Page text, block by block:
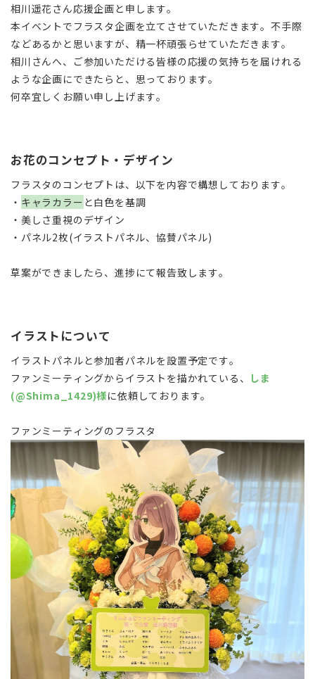
相川遥花さん応援企画と申します。
本イベントでフラスタ企画を立てさせていただきます。不手際
などあるかと思いますが、精一杯頑張らせていただきます。
相川さんへ、ご参加いただける皆様の応援の気持ちを届けれる
ような企画にできたらと、思っております。
何卒宜しくお願い申し上げます。
お花のコンセプト・デザイン
フラスタのコンセプトは、以下を内容で構想しております。
・ キャラカラー と白色を基調
・美しさ重視のデザイン
・パネル2枚(イラストパネル、協賛パネル)
草案ができましたら、進捗にて報告致します。
イラストについて
イラストパネルと参加者パネルを設置予定です。
ファンミーティングからイラストを描かれている、
しま
(@Shima_1429)様に依頼しております。
ファンミーティングのフラスタ